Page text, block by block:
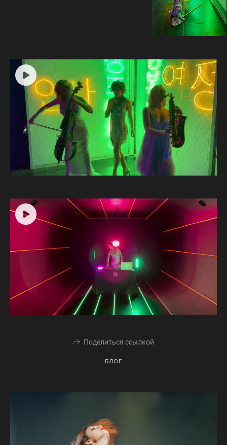
Поделиться ссылкой
БЛОГ